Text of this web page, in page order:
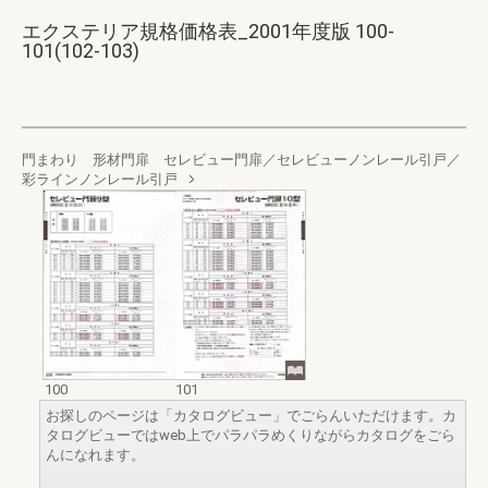
エクステリア規格価格表_2001年度版 100-
101(102-103)
門まわり 形材門扉 セレビュー門扉／セレビューノンレール引戸／
彩ラインノンレール引戸
100
101
お探しのページは「カタログビュー」でごらんいただけます。カ
タログビューではweb上でパラパラめくりながらカタログをごら
んになれます。